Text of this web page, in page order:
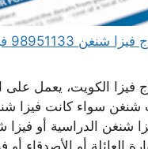
فيزا الكويت، يعمل على
شنغن سواء كانت فيزا
شنغن الدراسية أو فيزا